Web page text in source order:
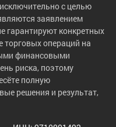
с целью
заявлением
гарантируют конкретных
торговых операций на
финансовыми
риска, поэтому
полную
решения и результат,